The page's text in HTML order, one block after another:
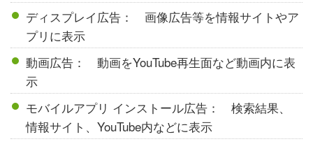
ディスプレイ広告： 画像広告等を情報サイトやア
プリに表示
動画広告： 動画をYouTube再生面など動画内に表
示
モバイルアプリ インストール広告： 検索結果、
情報サイト、YouTube内などに表示